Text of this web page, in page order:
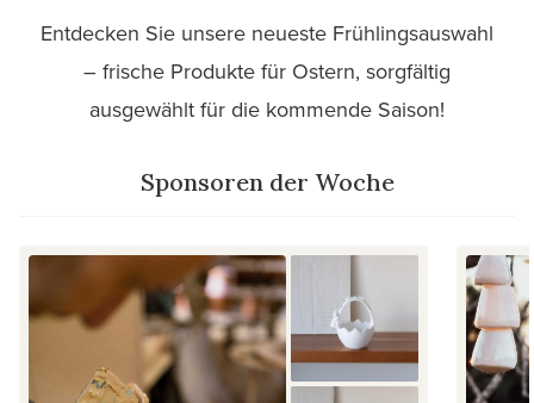
Entdecken Sie unsere neueste Frühlingsauswahl
– frische Produkte für Ostern, sorgfältig
ausgewählt für die kommende Saison!
Sponsoren der Woche